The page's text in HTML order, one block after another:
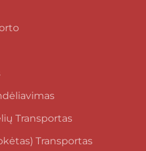
Transportas
Transportas